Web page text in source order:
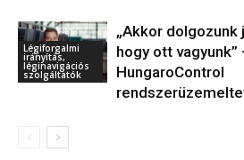
Légiforgalmi
irányítás,
léginavigációs
szolgáltatók
„Akkor dolgozunk
hogy ott
HungaroControl